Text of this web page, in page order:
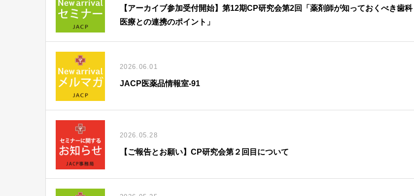
【アーカイブ参加受付開始】第12期CP研究会第2回「薬剤師が知っておくべき歯科
医療との連携のポイント」
2026.06.01
JACP医薬品情報室-91
2026.05.28
【ご報告とお願い】CP研究会第２回目について